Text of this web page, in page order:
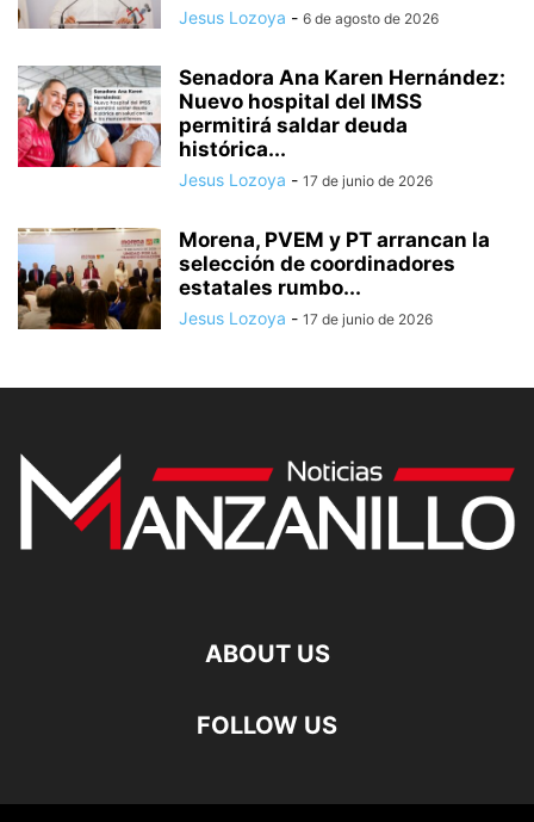
Jesus Lozoya - 6 de agosto de 2026
Senadora Ana Karen Hernández:
Nuevo hospital del IMSS
permitirá saldar deuda
histórica...
Jesus Lozoya - 17 de junio de 2026
Morena, PVEM y PT arrancan la
selección de coordinadores
estatales rumbo...
Jesus Lozoya - 17 de junio de 2026
ABOUT US
FOLLOW US